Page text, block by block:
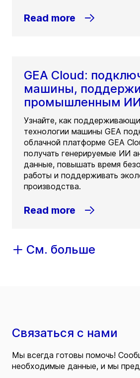
Read more
GEA Cloud:
машины,
промышленным ИИ
Узнайте, как
технологии машины GEA
облачной платформе GEA
получать генерируемые ИИ
данные, повышать время
работы и поддерживать
производства.
Read more
См. больше
Связаться с нами
Мы всегда готовы помочь!
необходимые данные, и мы